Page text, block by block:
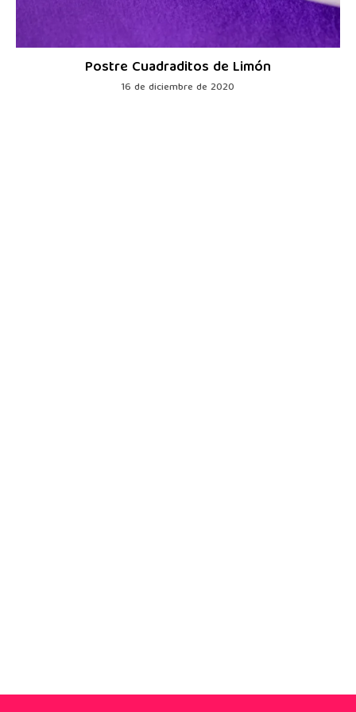
Postre Cuadraditos de Limón
16 de diciembre de 2020